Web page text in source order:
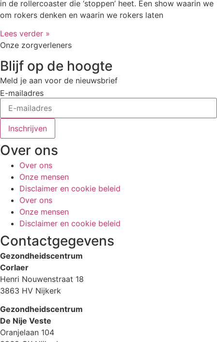
in de rollercoaster die ‘stoppen’ heet. Een show waarin we
om rokers denken en waarin we rokers laten
Lees verder »
Onze zorgverleners
Blijf op de hoogte
Meld je aan voor de nieuwsbrief
E-mailadres
Inschrijven
Over ons
Over ons
Onze mensen
Disclaimer en cookie beleid
Over ons
Onze mensen
Disclaimer en cookie beleid
Contactgegevens
Gezondheidscentrum
Corlaer
Henri Nouwenstraat 18
3863 HV Nijkerk
Gezondheidscentrum
De Nije Veste
Oranjelaan 104